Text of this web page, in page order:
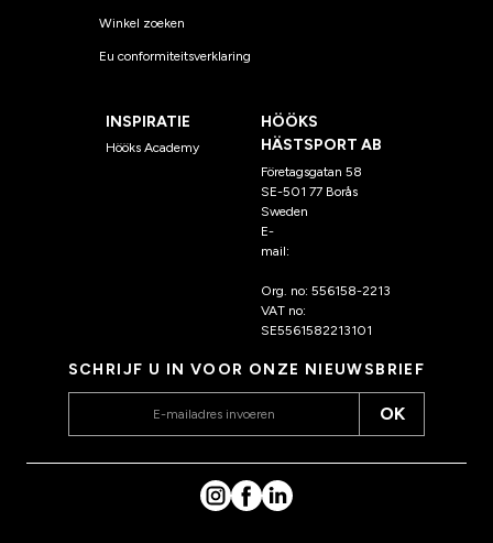
Winkel zoeken
Eu conformiteitsverklaring
INSPIRATIE
Hööks Academy
HÖÖKS
HÄSTSPORT AB
Företagsgatan 58
SE-501 77 Borås
Sweden
E-
mail:
Org. no: 556158-2213
VAT no:
SE5561582213101
SCHRIJF U IN VOOR ONZE NIEUWSBRIEF
OK